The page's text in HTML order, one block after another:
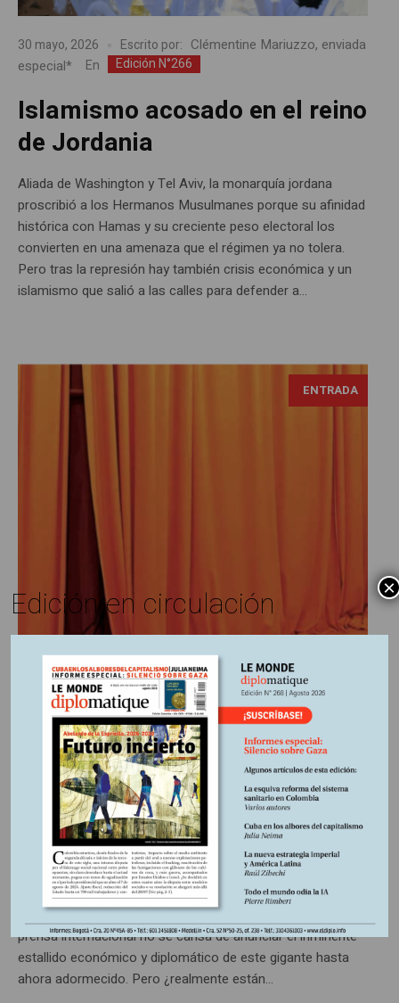
30 mayo, 2026 Escrito por: Clémentine Mariuzzo, enviada
especial*
En Edición N°266
Islamismo acosado en el reino
de Jordania
Aliada de Washington y Tel Aviv, la monarquía jordana
proscribió a los Hermanos Musulmanes porque su afinidad
histórica con Hamas y su creciente peso electoral los
convierten en una amenaza que el régimen ya no tolera.
Pero tras la represión hay también crisis económica y un
islamismo que salió a las calles para defender a...
ENTRADA
6 octubre, 2025 Escrito por: Vedi R. Hadiz *
Edición Nº 259
Esperando a Indonesia
Indonesia, donde aproximadamente un 87 por ciento de
sus 280 millones de habitantes se declaran de religión
islámica, es uno de los pocos países con mayoría
musulmana que puede considerarse una democracia. La
prensa internacional no se cansa de anunciar el inminente
estallido económico y diplomático de este gigante hasta
ahora adormecido. Pero ¿realmente están...
Edición en circulación ×